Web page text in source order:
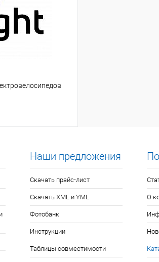
Наши предложения
Скачать прайс-лист
Скачать XML и YML
Фотобанк
Инструкции
Таблицы совместимости
О